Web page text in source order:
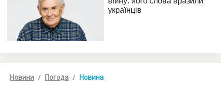
Новини Погода Новина